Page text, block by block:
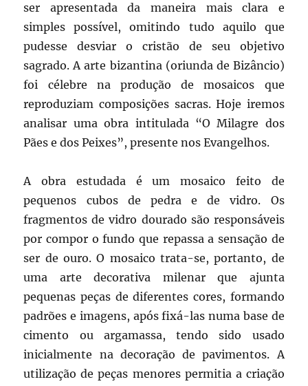
ser apresentada da maneira mais clara e
simples possível, omitindo tudo aquilo que
pudesse desviar o cristão de seu objetivo
sagrado. A arte bizantina (oriunda de Bizâncio)
foi célebre na produção de mosaicos que
reproduziam composições sacras. Hoje iremos
analisar uma obra intitulada “O Milagre dos
Pães e dos Peixes”, presente nos Evangelhos.
A obra estudada é um mosaico feito de
pequenos cubos de pedra e de vidro. Os
fragmentos de vidro dourado são responsáveis
por compor o fundo que repassa a sensação de
ser de ouro. O mosaico trata-se, portanto, de
uma arte decorativa milenar que ajunta
pequenas peças de diferentes cores, formando
padrões e imagens, após fixá-las numa base de
cimento ou argamassa, tendo sido usado
inicialmente na decoração de pavimentos. A
utilização de peças menores permitia a criação